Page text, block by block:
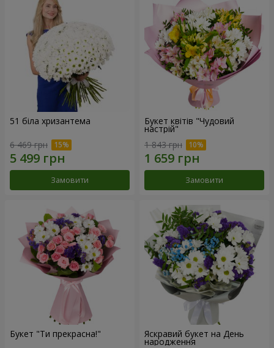
51 біла хризантема
6 469 грн
Замовити
Букет квітів "Чудовий
настрій"
1 843 грн
Замовити
Букет "Ти прекрасна!" Яскравий букет на День
народження